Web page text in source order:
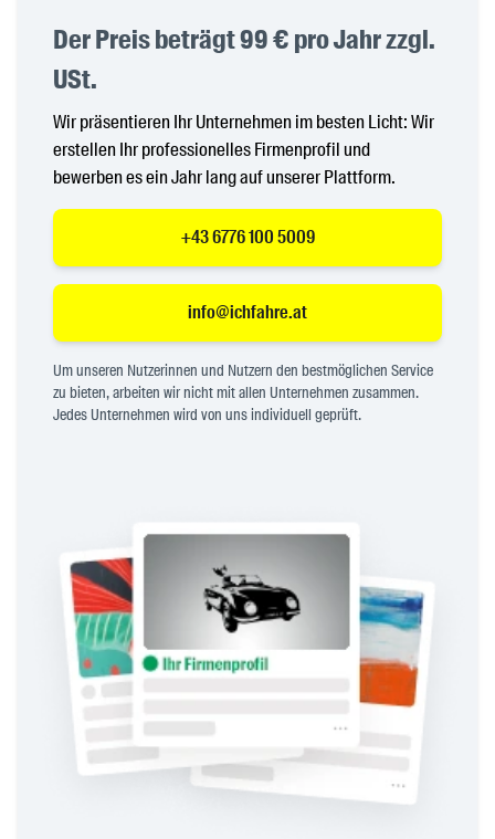
Der Preis beträgt 99 € pro Jahr zzgl.
USt.
Wir präsentieren Ihr Unternehmen im besten Licht: Wir
erstellen Ihr professionelles Firmenprofil und
bewerben es ein Jahr lang auf unserer Plattform.
+43 6776 100 5009
info@ichfahre.at
Um unseren Nutzerinnen und Nutzern den bestmöglichen Service
zu bieten, arbeiten wir nicht mit allen Unternehmen zusammen.
Jedes Unternehmen wird von uns individuell geprüft.